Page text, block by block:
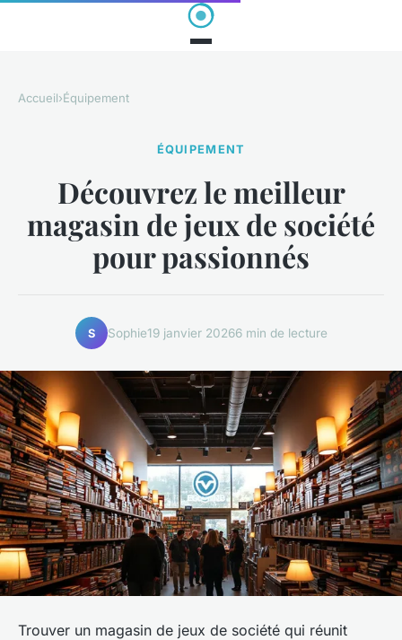
Accueil›Équipement
ÉQUIPEMENT
Découvrez le meilleur
magasin de jeux de société
pour passionnés
S Sophie19 janvier 20266 min de lecture
Trouver un magasin de jeux de société qui réunit